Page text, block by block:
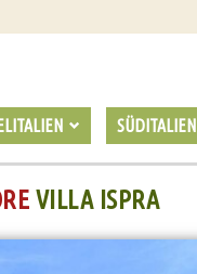
SÜDITALIEN
VILLA ISPRA